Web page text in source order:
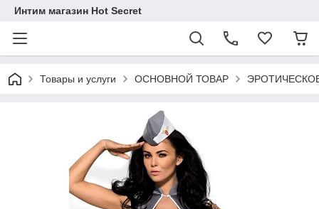
Интим магазин Hot Secret
Товары и услуги ОСНОВНОЙ ТОВАР